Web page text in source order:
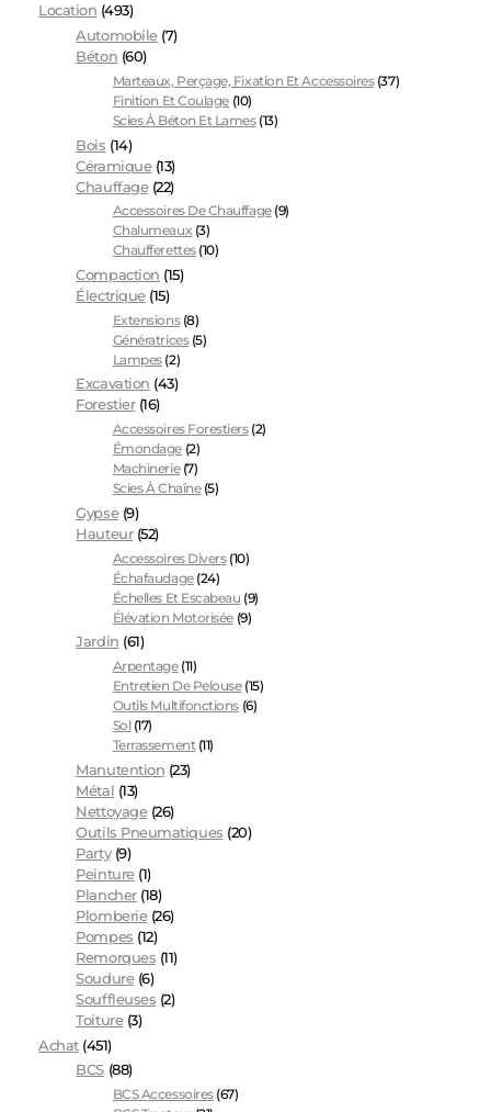
Location (493)
Automobile (7)
Béton (60)
Marteaux, Perçage, Fixation Et Accessoires (37)
Finition Et Coulage (10)
Scies À Béton Et Lames (13)
Bois (14)
Céramique (13)
Chauffage (22)
Accessoires De Chauffage (9)
Chalumeaux (3)
Chaufferettes (10)
Compaction (15)
Électrique (15)
Extensions (8)
Génératrices (5)
Lampes (2)
Excavation (43)
Forestier (16)
Accessoires Forestiers (2)
Émondage (2)
Machinerie (7)
Scies À Chaîne (5)
Gypse (9)
Hauteur (52)
Accessoires Divers (10)
Échafaudage (24)
Échelles Et Escabeau (9)
Élévation Motorisée (9)
Jardin (61)
Arpentage (11)
Entretien De Pelouse (15)
Outils Multifonctions (6)
Sol (17)
Terrassement (11)
Manutention (23)
Métal (13)
Nettoyage (26)
Outils Pneumatiques (20)
Party (9)
Peinture (1)
Plancher (18)
Plomberie (26)
Pompes (12)
Remorques (11)
Soudure (6)
Souffleuses (2)
Toiture (3)
Achat (451)
BCS (88)
BCS Accessoires (67)